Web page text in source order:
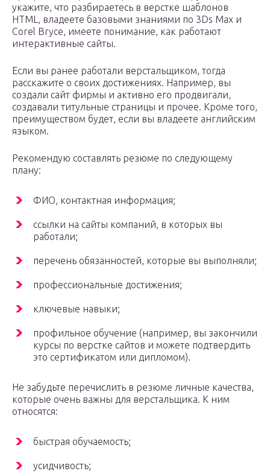
укажите, что разбираетесь в верстке шаблонов
HTML, владеете базовыми знаниями по 3Ds Max и
Corel Bryce, имеете понимание, как работают
интерактивные сайты.
Если вы ранее работали верстальщиком, тогда
расскажите о своих достижениях. Например, вы
создали сайт фирмы и активно его продвигали,
создавали титульные страницы и прочее. Кроме того,
преимуществом будет, если вы владеете английским
языком.
Рекомендую составлять резюме по следующему
плану:
ФИО, контактная информация;
ссылки на сайты компаний, в которых вы
работали;
перечень обязанностей, которые вы выполняли;
профессиональные достижения;
ключевые навыки;
профильное обучение (например, вы закончили
курсы по верстке сайтов и можете подтвердить
это сертификатом или дипломом).
Не забудьте перечислить в резюме личные качества,
которые очень важны для верстальщика. К ним
относятся:
быстрая обучаемость;
усидчивость;